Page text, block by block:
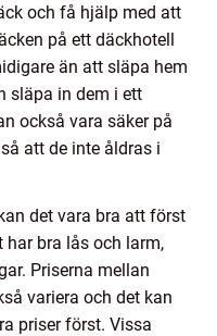
och få hjälp med att
på ett däckhotell
än att släpa hem
släpa in dem i ett
också vara säker på
att de inte åldras i
det vara bra att först
bra lås och larm,
Priserna mellan
variera och det kan
priser först. Vissa